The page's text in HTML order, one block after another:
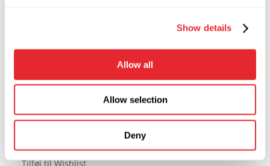
Show details
Allow all
Allow selection
Deny
inkl. moms
116,00kr. Ekskl. moms
Tilføj til Wishlist
Tilføj til Wishlist